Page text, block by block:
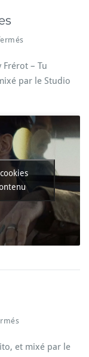
r
é
m
y
F
r
e
–
T
u
– Tu
par le Studio
r
et mixé par le